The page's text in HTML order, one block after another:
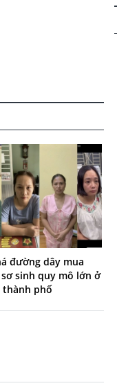
đường dây mua
sinh quy mô lớn ở
thành phố